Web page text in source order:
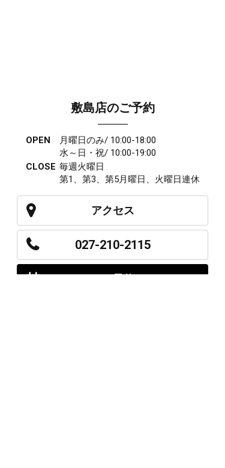
敷島店のご予約
OPEN
月曜日のみ/ 10:00-18:00
水～日・祝/ 10:00-19:00
CLOSE 毎週火曜日
第1、第3、第5月曜日、火曜日連休
アクセス
027-210-2115
WEB予約